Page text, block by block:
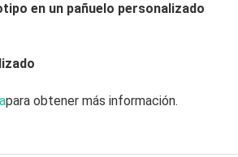
en un pañuelo personalizado
para obtener más información.